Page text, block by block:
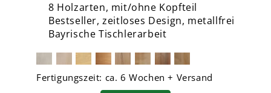
8 Holzarten, mit/ohne Kopfteil
Bestseller, zeitloses Design, metallfrei
Bayrische Tischlerarbeit
Fertigungszeit: ca. 6 Wochen + Versand